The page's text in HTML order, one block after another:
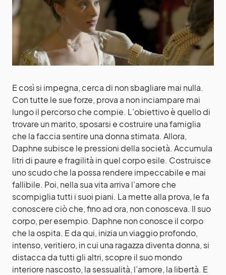
E così si impegna, cerca di non sbagliare mai nulla.
Con tutte le sue forze, prova a non inciampare mai
lungo il percorso che compie. L’obiettivo è quello di
trovare un marito, sposarsi e costruire una famiglia
che la faccia sentire una donna stimata. Allora,
Daphne subisce le pressioni della società. Accumula
litri di paure e fragilità in quel corpo esile. Costruisce
uno scudo che la possa rendere impeccabile e mai
fallibile. Poi, nella sua vita arriva l’amore che
scompiglia tutti i suoi piani. La mette alla prova, le fa
conoscere ciò che, fino ad ora, non conosceva. Il suo
corpo, per esempio. Daphne non conosce il corpo
che la ospita. E da qui, inizia un viaggio profondo,
intenso, veritiero, in cui una ragazza diventa donna, si
distacca da tutti gli altri, scopre il suo mondo
interiore nascosto, la sessualità, l’amore, la libertà. E